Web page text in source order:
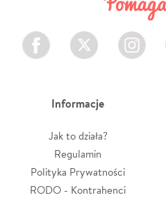
Facebook Twitter Instagram
Informacje
Jak to działa?
Regulamin
Polityka Prywatności
RODO - Kontrahenci